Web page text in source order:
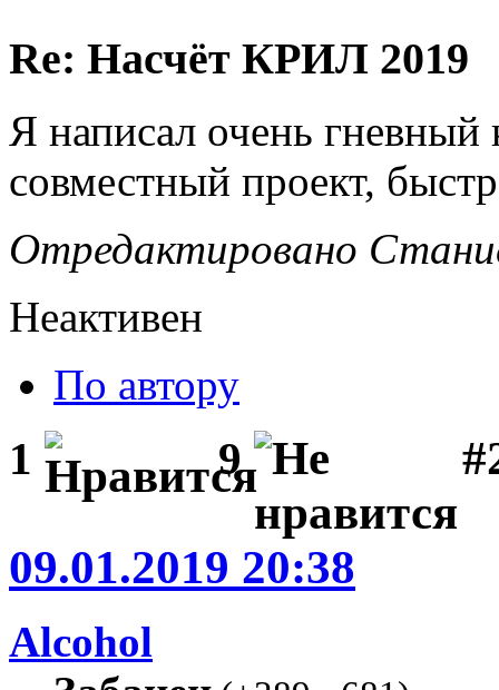
Re: Насчёт КРИЛ 2019
Я написал очень
совместный проект,
Отредактировано
Неактивен
По автору
1 9
09.01.2019 20:38
Alcohol